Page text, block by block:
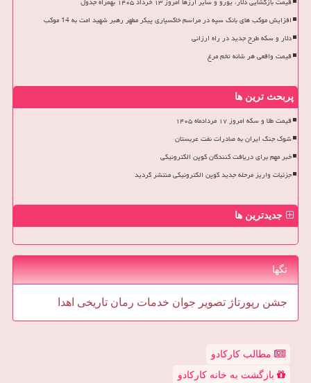
افزایش موکب های بانک سپه در مراسم خاکسپاری پیکر مطهر رهبر شهید امت به 14 موکب
دلار و سکه طرح جدید در راه ارزانی
قیمت واقعی هر شانه تخم مرغ
پربحث ترین ها
قیمت طلا و سکه امروز ۱۷ مردادماه ۱۴۰۵
شوک جنگ ایران به صادرات نفت عربستان
خبر مهم برای دریافت کنندگان کوپن الکترونیکی
جزئیات واریز مرحله جدید کوپن الکترونیکی منتشر گردید
جدیدترین ها
تگها
جشن رپورتاژ تصویر جوان خدمات رمان تاریخی اهدا
مطالب کارکادو
بازگشت به خانه کارکادو